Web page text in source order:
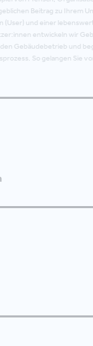
Beitrag zu Ihrem
(User) und einer
entwickeln wir
Gebäudebetrieb und
So gelangen Sie